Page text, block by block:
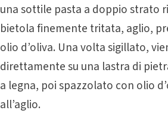
una sottile pasta a doppio strato
bietola finemente tritata, aglio,
olio d’oliva. Una volta sigillato,
direttamente su una lastra di
a legna, poi spazzolato con olio
all’aglio.